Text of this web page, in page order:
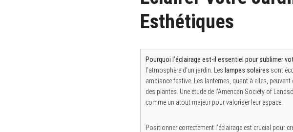
Esthétiques
Pourquoi l’éclairage est-il essentiel pour sublimer
l’atmosphère d’un jardin. Les lampes solaires sont
ambiance festive. Les lanternes, quant à elles,
des plantes. Une étude de l’American Society of
comme un atout majeur pour valoriser leur espace.
Positionner correctement l’éclairage est crucial pour